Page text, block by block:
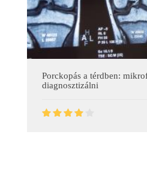
Porckopás a térdben:
diagnosztizálni